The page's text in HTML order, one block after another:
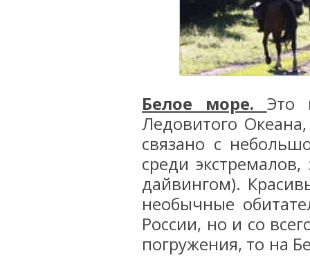
Белое море. Это
Ледовитого
связано с
среди
дайвингом).
необычные
России, но и со
погружения, то на